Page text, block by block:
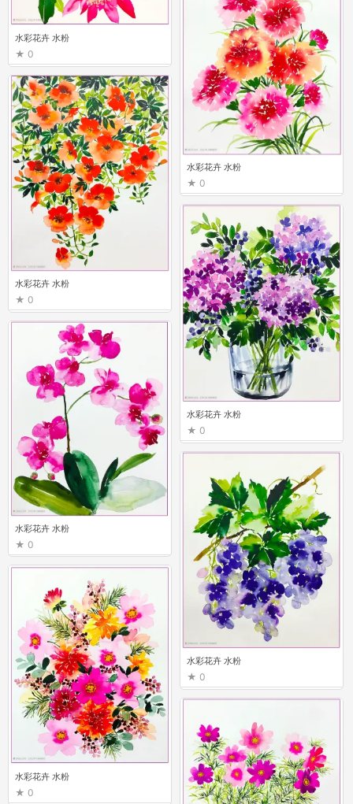
水彩花卉 水粉
0
水彩花卉 水粉
0
水彩花卉 水粉
0
水彩花卉 水粉
0
水彩花卉 水粉
0
水彩花卉 水粉
0
水彩花卉 水粉
0